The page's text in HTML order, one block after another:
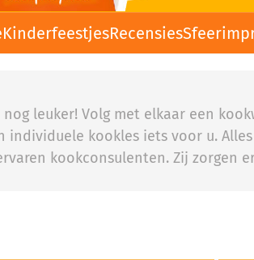
KinderfeestjesRecensies
leuker! Volg met elkaar een
kookles iets voor u.
kookconsulenten. Zij zorgen